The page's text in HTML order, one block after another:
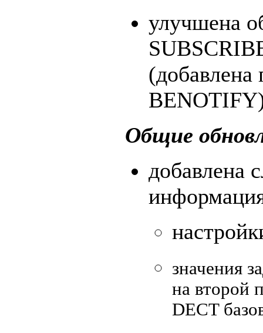
улучшена
(добавлена
Общие
добавлена
значения
на второй
DECT